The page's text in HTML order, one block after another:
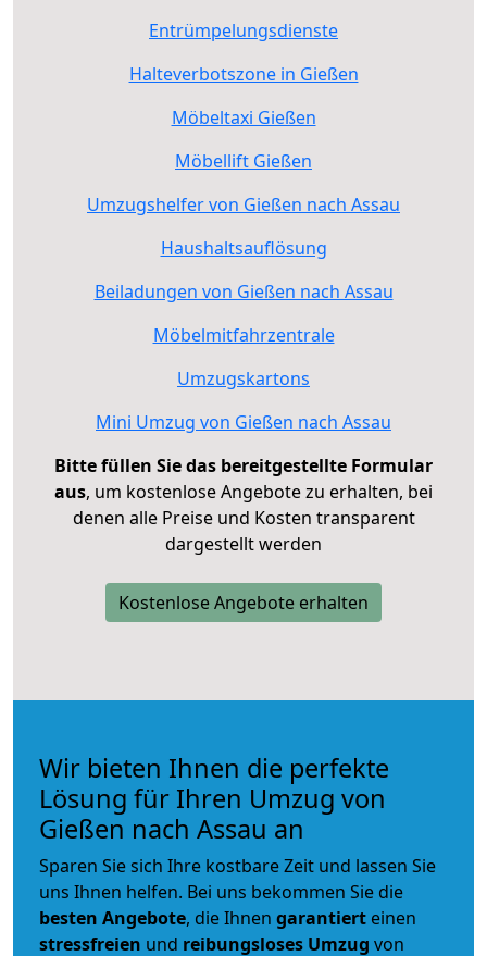
Entrümpelungsdienste
Halteverbotszone in Gießen
Möbeltaxi Gießen
Möbellift Gießen
Umzugshelfer von Gießen nach Assau
Haushaltsauflösung
Beiladungen von Gießen nach Assau
Möbelmitfahrzentrale
Umzugskartons
Mini Umzug von Gießen nach Assau
Bitte füllen Sie das bereitgestellte Formular
aus, um kostenlose Angebote zu erhalten, bei
denen alle Preise und Kosten transparent
dargestellt werden
Kostenlose Angebote erhalten
Wir bieten Ihnen die perfekte
Lösung für Ihren Umzug von
Gießen nach Assau an
Sparen Sie sich Ihre kostbare Zeit und lassen Sie
uns Ihnen helfen. Bei uns bekommen Sie die
besten Angebote, die Ihnen garantiert einen
stressfreien und reibungsloses Umzug von